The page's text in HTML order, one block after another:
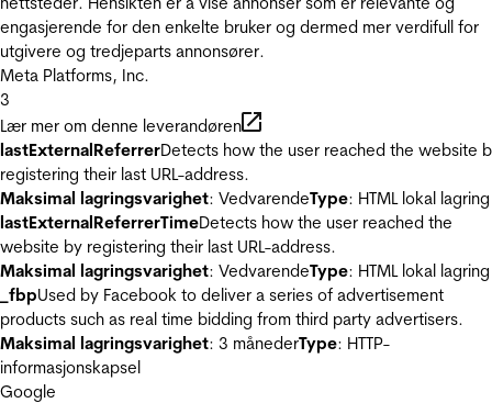
engasjerende for den enkelte bruker og dermed mer verdifull for
utgivere og tredjeparts annonsører.
Meta Platforms, Inc.
3
Lær mer om denne leverandøren
lastExternalReferrerDetects how the user reached the website
registering their last URL-address.
Maksimal lagringsvarighet: VedvarendeType: HTML lokal lagring
lastExternalReferrerTimeDetects how the user reached the
website by registering their last URL-address.
Maksimal lagringsvarighet: VedvarendeType: HTML lokal lagring
_fbpUsed by Facebook to deliver a series of advertisement
products such as real time bidding from third party advertisers.
Maksimal lagringsvarighet: 3 månederType: HTTP-
informasjonskapsel
Google